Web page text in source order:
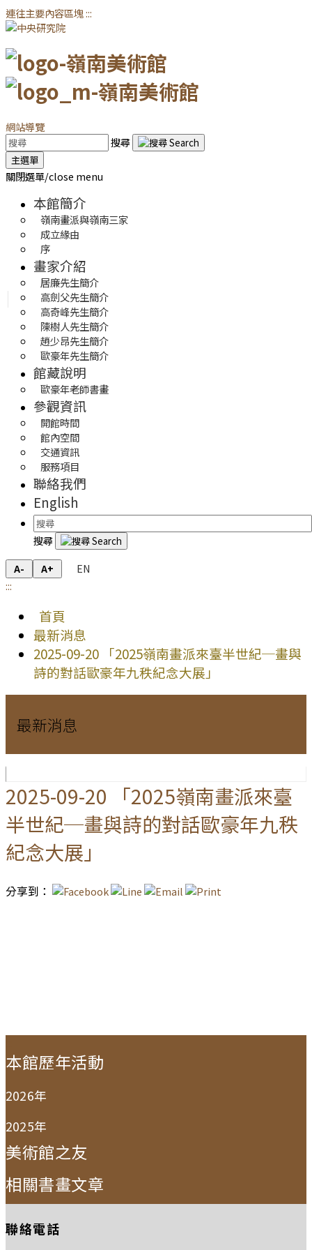
連往主要內容區塊:::
網站導覽
搜尋
主選單
關閉選單/close menu
本館簡介
嶺南畫派與嶺南三家
成立緣由
序
畫家介紹
居廉先生簡介
高劍父先生簡介
高奇峰先生簡介
陳樹人先生簡介
趙少昂先生簡介
歐豪年先生簡介
館藏說明
歐豪年老師書畫
參觀資訊
開館時間
館內空間
交通資訊
服務項目
聯絡我們
English
搜尋
A- A+
EN
:::
首頁
最新消息
2025-09-20 「2025嶺南畫派來臺半世紀─畫與
詩的對話歐豪年九秩紀念大展」
最新消息
2025-09-20 「2025嶺南畫派來臺
半世紀─畫與詩的對話歐豪年九秩
紀念大展」
分享到：
本館歷年活動
2026年
2025年
美術館之友
相關書畫文章
聯絡電話